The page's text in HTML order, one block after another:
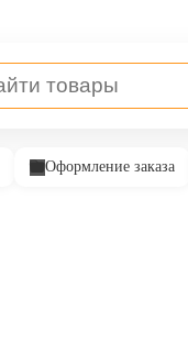
Оформление заказа